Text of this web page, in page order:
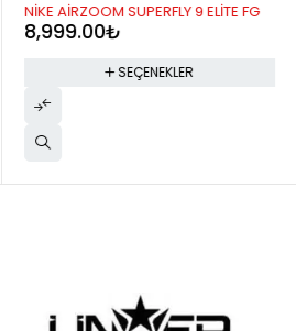
NİKE AİRZOOM SUPERFLY 9 ELİTE FG
8,999.00₺
SEÇENEKLER